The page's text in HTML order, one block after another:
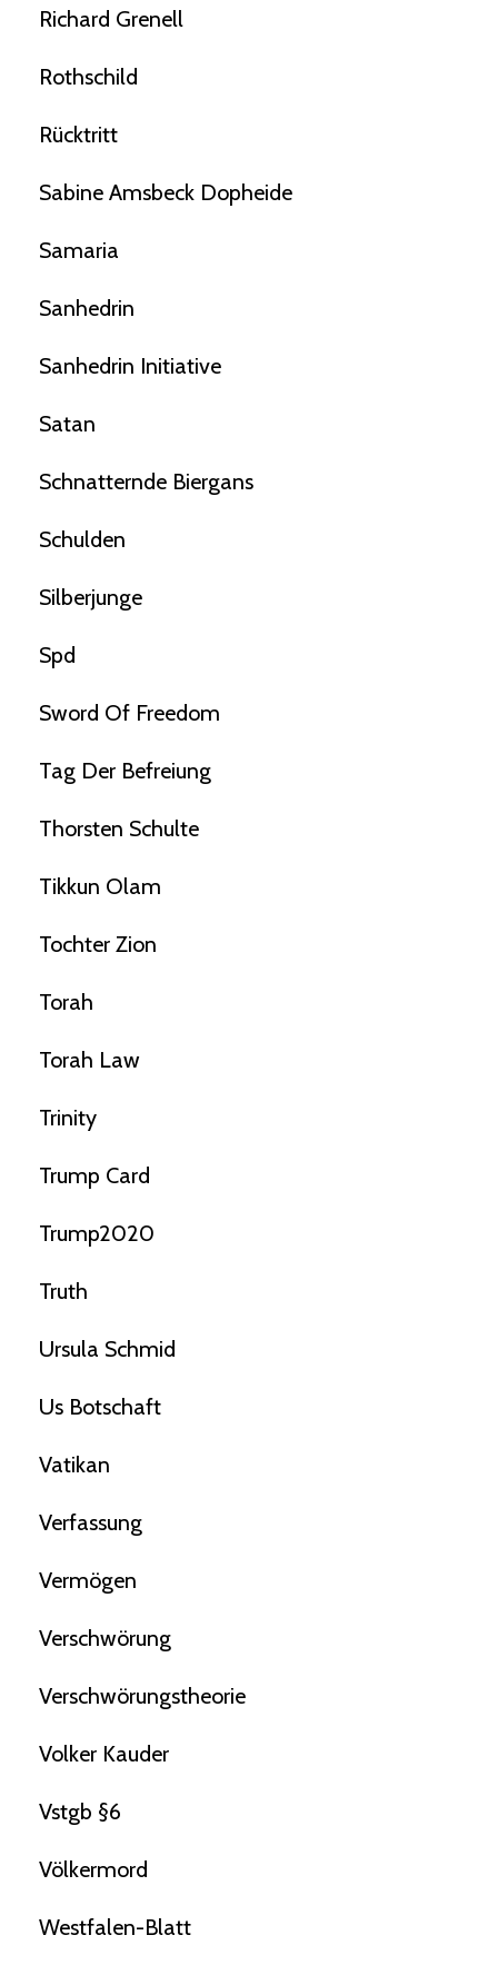
Richard Grenell
Rothschild
Rücktritt
Sabine Amsbeck Dopheide
Samaria
Sanhedrin
Sanhedrin Initiative
Satan
Schnatternde Biergans
Schulden
Silberjunge
Spd
Sword Of Freedom
Tag Der Befreiung
Thorsten Schulte
Tikkun Olam
Tochter Zion
Torah
Torah Law
Trinity
Trump Card
Trump2020
Truth
Ursula Schmid
Us Botschaft
Vatikan
Verfassung
Vermögen
Verschwörung
Verschwörungstheorie
Volker Kauder
Vstgb §6
Völkermord
Westfalen-Blatt